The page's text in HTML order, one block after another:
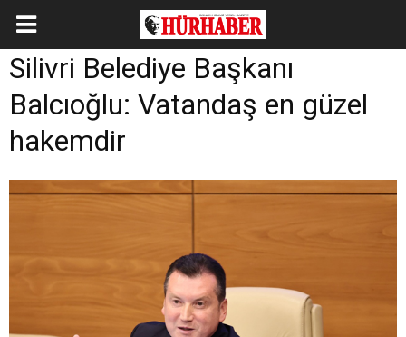
Silivri Belediye Başkanı
Balcıoğlu: Vatandaş en güzel
hakemdir